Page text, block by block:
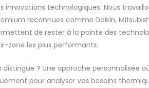
innovations technologiques. Nous
reconnues comme Daikin,
de rester à la pointe des
zone les plus performants.
distingue ? Une approche personnalisée
pour analyser vos besoins